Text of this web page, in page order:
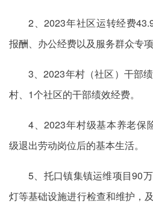
2、2023年社区运转经费
报酬、办公经费以及服务群众专项
3、2023年村（社区）干部
村、1个社区的干部绩效经费。
4、2023年村级基本养老保
级退出劳动岗位后的基本生活。
5、托口镇集镇运维项目90
灯等基础设施进行检查和维护，